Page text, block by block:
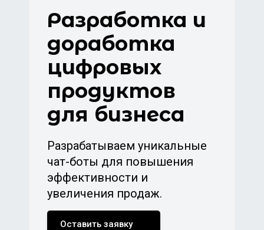
Разработка и
доработка
цифровых
продуктов
для бизнеса
Разрабатываем уникальные
чат-боты для повышения
эффективности и
увеличения продаж.
Оставить заявку